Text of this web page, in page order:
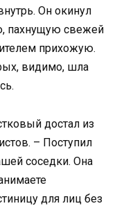
Он окинул
пахнущую свежей
прихожую.
видимо, шла
достал из
– Поступил
соседки. Она
для лиц без